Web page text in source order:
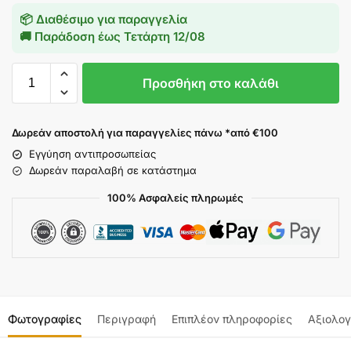
📦 Διαθέσιμο για παραγγελία
🚚 Παράδοση έως Τετάρτη 12/08
Προσθήκη στο καλάθι
Δωρεάν αποστολή για παραγγελίες πάνω *από €100
Εγγύηση αντιπροσωπείας
Δωρεάν παραλαβή σε κατάστημα
100% Ασφαλείς πληρωμές
Φωτογραφίες Περιγραφή Επιπλέον πληροφορίες